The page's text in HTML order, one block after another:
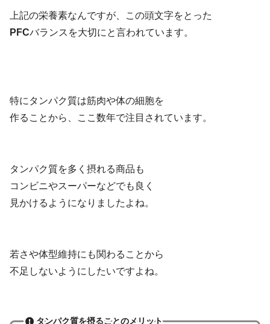
上記の栄養素なんですが、この頭文字をとった
PFCバランスを大切にと言われています。
特にタンパク質は筋肉や体の細胞を
作ることから、ここ数年で注目されています。
タンパク質を多く摂れる商品も
コンビニやスーパーなどでも良く
見かけるようになりましたよね。
若さや体型維持にも関わることから
不足しないようにしたいですよね。
タンパク質を摂ることのメリット